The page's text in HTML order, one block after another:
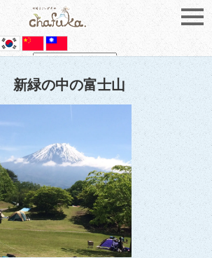
Powered by Translate
新緑の中の富士山